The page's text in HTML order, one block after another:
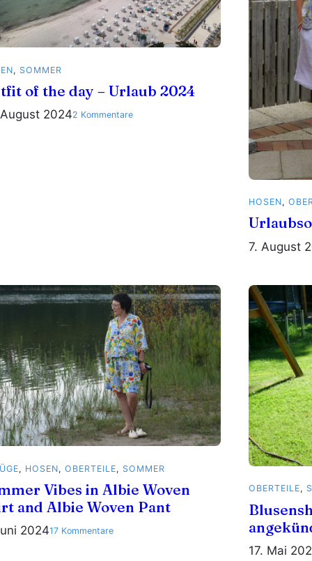
, SOMMER
of the day – Urlaub 2024
20242 Kommentarezu
HOSEN,
7. August
, HOSEN, OBERTEILE, SOMMER
Vibes in Albie Woven
and Albie Woven Pant
202417 Kommentarezu
OBERTEILE,
17. Mai